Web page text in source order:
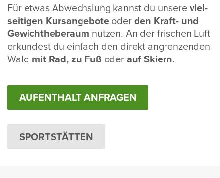
Für etwas Abwechs­lung kannst du unsereviel­
sei­tigen Kurs­an­ge­bote oderden Kraft- und
Gewicht­he­be­raum nutzen. An der frischen Luft
erkun­dest du einfach den direkt angren­zenden
Wald mit Rad, zu Fuß oderauf Skiern.
AUFENTHALT ANFRAGEN
SPORTSTÄTTEN